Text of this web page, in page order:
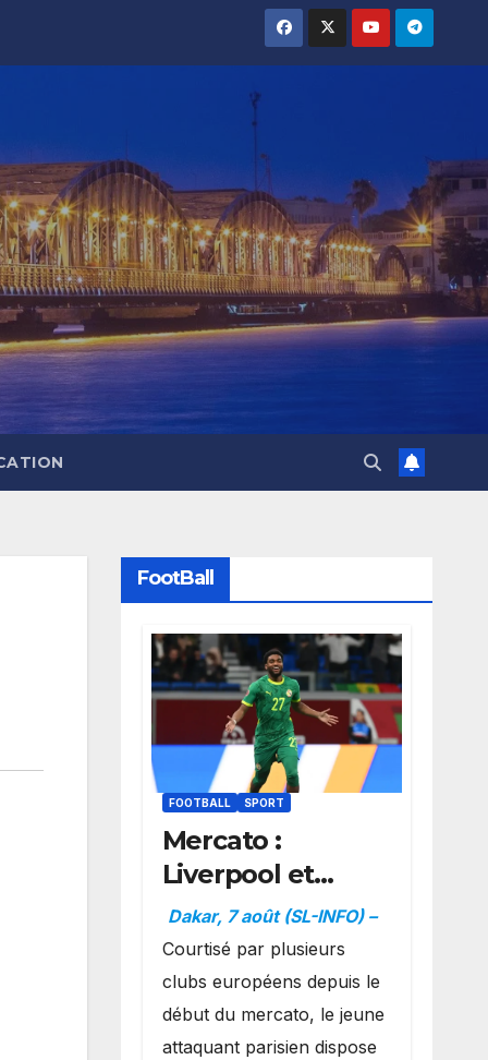
FootBall
FOOTBALL SPORT
Mercato :
Liverpool et
Dortmund se
positionnent en
favoris pour
recruter Ibrahim
Mbaye
Dakar, 7 août (SL-INFO) –
Courtisé par plusieurs
clubs européens depuis le
début du mercato, le jeune
attaquant parisien dispose